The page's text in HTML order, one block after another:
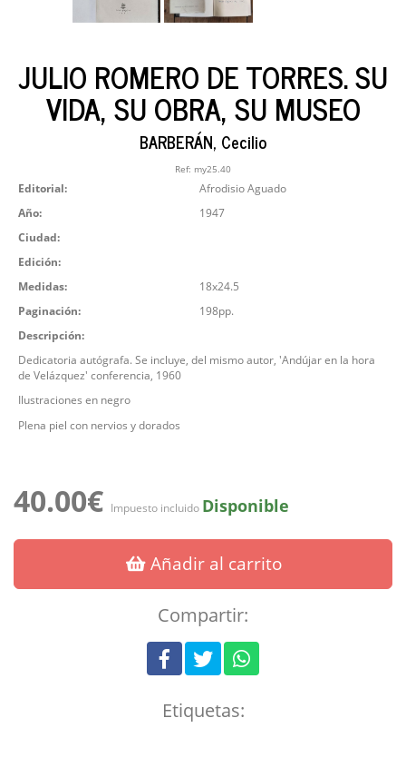
JULIO ROMERO DE TORRES. SU
VIDA, SU OBRA, SU MUSEO
BARBERÁN, Cecilio
Ref: my25.40
Editorial:
Afrodisio Aguado
Año:
1947
Ciudad:
Edición:
Medidas:
18x24.5
Paginación:
198pp.
Descripción:
Dedicatoria autógrafa. Se incluye, del mismo autor, 'Andújar en la hora
de Velázquez' conferencia, 1960
Ilustraciones en negro
Plena piel con nervios y dorados
40.00€ Impuesto incluido Disponible
Añadir al carrito
Compartir:
Etiquetas: